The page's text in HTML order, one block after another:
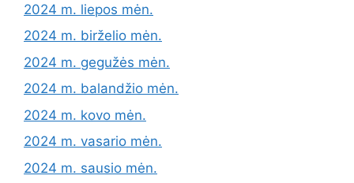
2024 m. liepos mėn.
2024 m. birželio mėn.
2024 m. gegužės mėn.
2024 m. balandžio mėn.
2024 m. kovo mėn.
2024 m. vasario mėn.
2024 m. sausio mėn.